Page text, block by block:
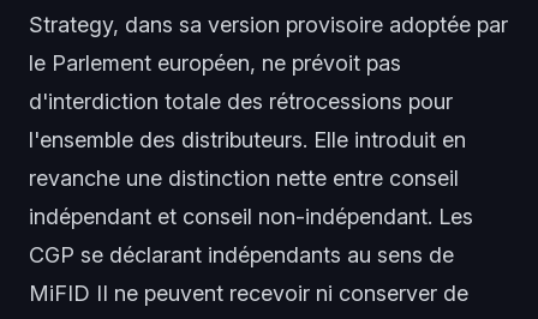
Strategy, dans sa version provisoire adoptée par
le Parlement européen, ne prévoit pas
d'interdiction totale des rétrocessions pour
l'ensemble des distributeurs. Elle introduit en
revanche une distinction nette entre conseil
indépendant et conseil non-indépendant. Les
CGP se déclarant indépendants au sens de
MiFID II ne peuvent recevoir ni conserver de